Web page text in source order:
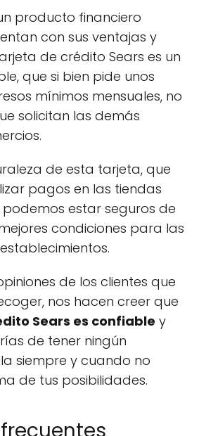
producto financiero
con sus ventajas y
de crédito Sears es un
que si bien pide unos
mínimos mensuales, no
solicitan las demás
de esta tarjeta, que
pagos en las tiendas
podemos estar seguros de
condiciones para las
de los clientes que
nos hacen creer que
Sears es confiable y
de tener ningún
siempre y cuando no
de tus posibilidades.